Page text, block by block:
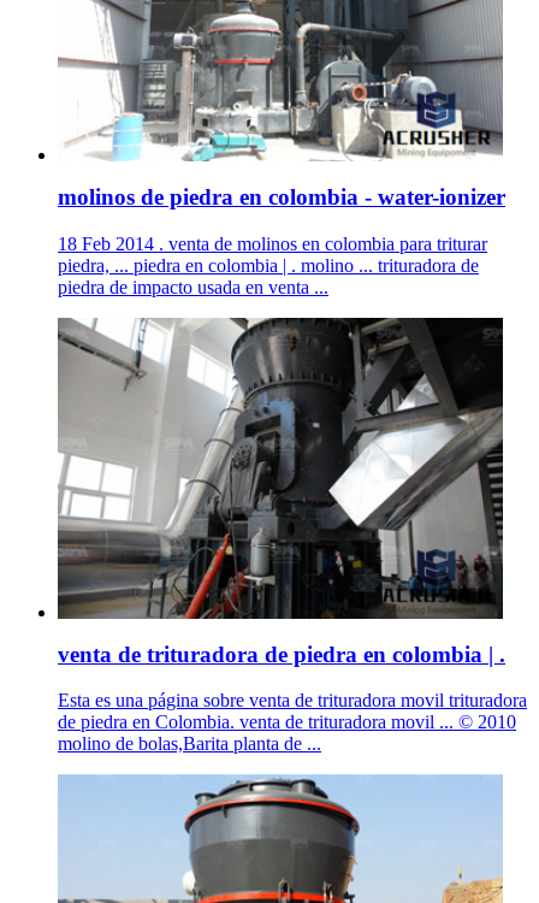
molinos de piedra en colombia - water-ionizer
18 Feb 2014 . venta de molinos en colombia para triturar
piedra, ... piedra en colombia | . molino ... trituradora de
piedra de impacto usada en venta ...
venta de trituradora de piedra en colombia | .
Esta es una página sobre venta de trituradora movil trituradora
de piedra en Colombia. venta de trituradora movil ... © 2010
molino de bolas,Barita planta de ...